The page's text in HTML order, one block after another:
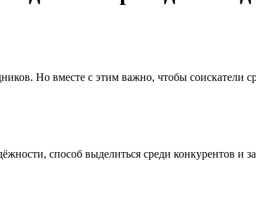
Но вместе с этим важно, чтобы соискатели
способ выделиться среди конкурентов и